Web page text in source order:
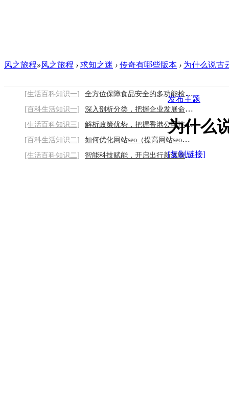
风之旅程»风之旅程 › 求知之迷 › 传奇有哪些版本 › 为什么说古
[生活百科知识一]
全方位保障食品安全的多功能检测仪器2026/8
[百科生活知识一]
深入剖析分类，把握企业发展命脉2026/8/10
[生活百科知识三]
解析政策优势，把握香港公司注册良机2026/8
[百科生活知识二]
如何优化网站seo（提高网站seo排名的方案）
[生活百科知识二]
智能科技赋能，开启出行新体验2026/8/10
发布主题
为什么
[复制链接]